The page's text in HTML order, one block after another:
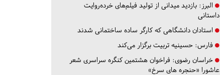
البرز: بازدید میدانی از تولید فیلم‌های خرده‌روایت
داستانی
استادان دانشگاهی که کارگر ساده ساختمانی شدند
فارس: حسینیه تربیت برگزار می‌کند
خراسان رضوی: فراخوان هشتمین کنگره سراسری شعر
عاشورا «حنجره های سرخ»